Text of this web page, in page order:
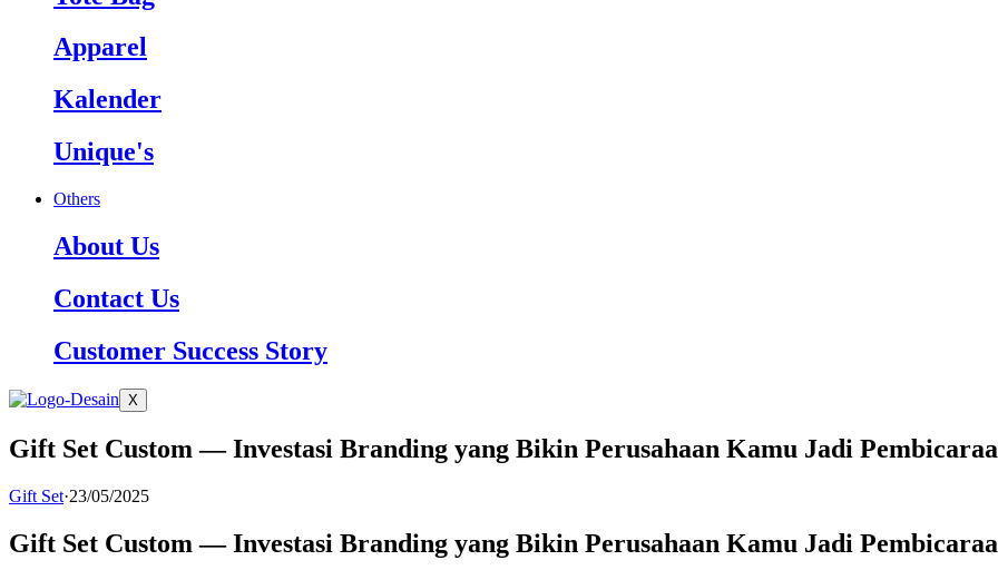
Apparel
Kalender
Unique's
Others
About Us
Contact Us
Customer Success Story
X
Gift Set Custom — Investasi Branding yang Bikin Perusahaan Kamu Jadi
Gift Set·23/05/2025
Gift Set Custom — Investasi Branding yang Bikin Perusahaan Kamu Jadi